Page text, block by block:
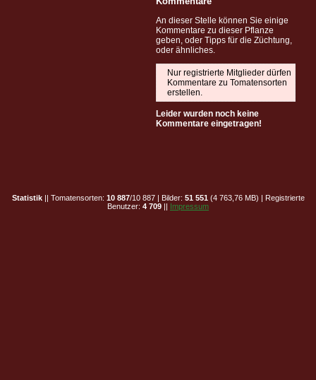
An dieser Stelle können Sie einige
Kommentare zu dieser Pflanze
geben, oder Tipps für die Züchtung,
oder ähnliches.
Nur registrierte Mitglieder dürfen
Kommentare zu Tomatensorten
erstellen.
Leider wurden noch keine
Kommentare eingetragen!
Statistik|| Tomatensorten: 10 887/10 887 | Bilder: 51 551 (4 763,76 MB) | Registrierte
Benutzer: 4 709 || Impressum